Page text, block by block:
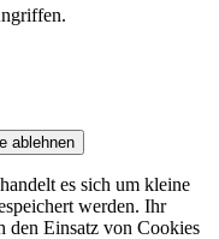
ablehnen
es sich um kleine
werden. Ihr
den Einsatz von Cookies